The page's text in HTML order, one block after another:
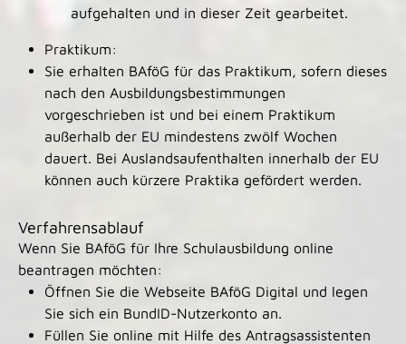
aufgehalten und in dieser Zeit gearbeitet.
Praktikum:
Sie erhalten BAföG für das Praktikum, sofern dieses
nach den Ausbildungsbestimmungen
vorgeschrieben ist und bei einem Praktikum
außerhalb der EU mindestens zwölf Wochen
dauert. Bei Auslandsaufenthalten innerhalb der EU
können auch kürzere Praktika gefördert werden.
Verfahrensablauf
Wenn Sie BAföG für Ihre Schulausbildung online
beantragen möchten:
Öffnen Sie die Webseite BAföG Digital und legen
Sie sich ein BundID-Nutzerkonto an.
Füllen Sie online mit Hilfe des Antragsassistenten